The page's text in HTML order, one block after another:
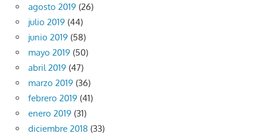
agosto 2019 (26)
julio 2019 (44)
junio 2019 (58)
mayo 2019 (50)
abril 2019 (47)
marzo 2019 (36)
febrero 2019 (41)
enero 2019 (31)
diciembre 2018 (33)